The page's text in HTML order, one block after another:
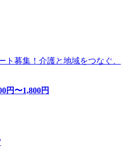
ト募集！介護と地域をつなぐ、
円〜1,800円